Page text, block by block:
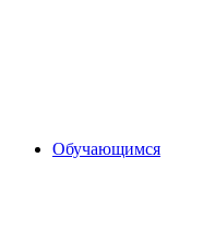
Обучающимся